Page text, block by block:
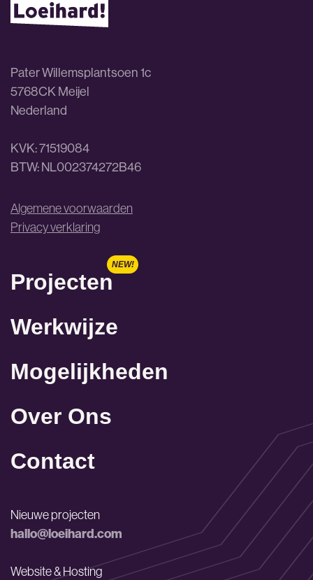
Pater Willemsplantsoen 1c
5768CK Meijel
Nederland
KVK: 71519084
BTW: NL002374272B46
Algemene voorwaarden
Privacy verklaring
Projecten
Werkwijze
Mogelijkheden
Over Ons
Contact
Nieuwe projecten
hallo@loeihard.com
Website & Hosting